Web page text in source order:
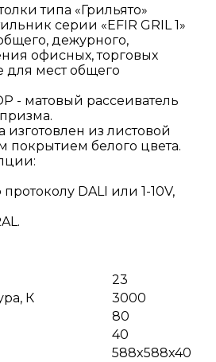
типа «Грильято»
серии «EFIR GRIL 1»
дежурного,
офисных, торговых
для мест общего
- матовый рассеиватель
изготовлен из листовой
покрытием белого цвета.
DALI или 1-10V,
23
К
3000
80
40
588x588x40